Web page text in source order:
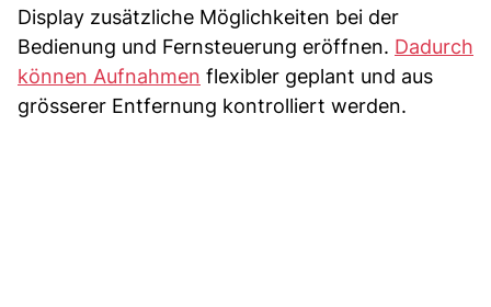
Display zusätzliche Möglichkeiten bei der
Bedienung und Fernsteuerung eröffnen. Dadurch
können Aufnahmen flexibler geplant und aus
grösserer Entfernung kontrolliert werden.